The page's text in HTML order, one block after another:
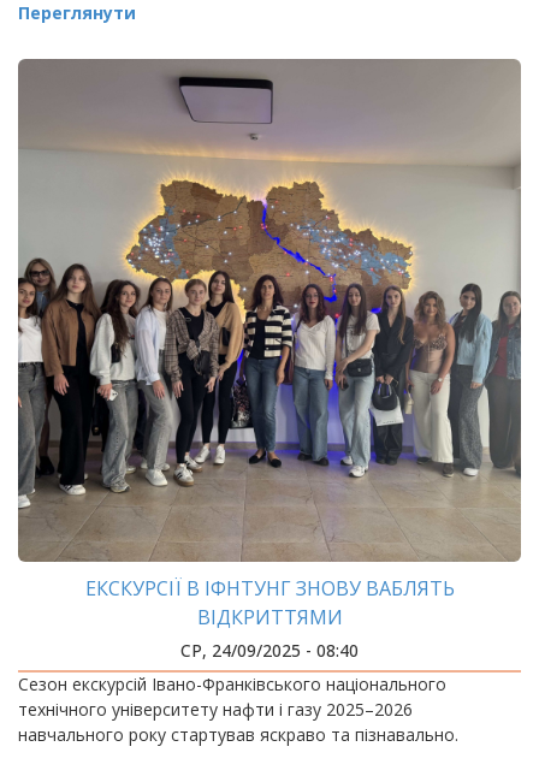
Переглянути
ЕКСКУРСІЇ В ІФНТУНГ ЗНОВУ ВАБЛЯТЬ
ВІДКРИТТЯМИ
СР, 24/09/2025 - 08:40
Сезон екскурсій Івано-Франківського національного
технічного університету нафти і газу 2025–2026
навчального року стартував яскраво та пізнавально.